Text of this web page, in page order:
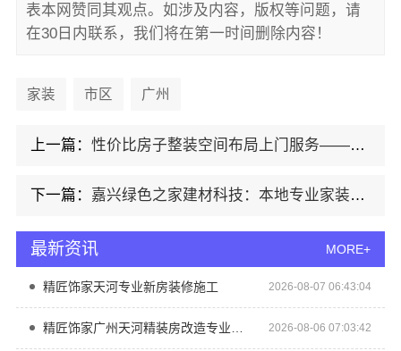
表本网赞同其观点。如涉及内容，版权等问题，请
在30日内联系，我们将在第一时间删除内容！
家装 市区 广州
上一篇：性价比房子整装空间布局上门服务——浙江乐享新材料有限公司
下一篇： 嘉兴绿色之家建材科技：本地专业家装公司高端
最新资讯 MORE+
精匠饰家天河专业新房装修施工 2026-08-07 06:43:04
2026-08-06 07:03:42